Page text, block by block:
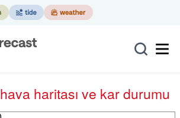
haritası ve kar durumu